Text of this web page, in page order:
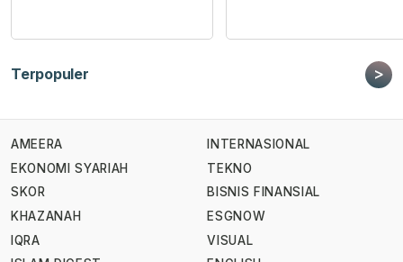
Terpopuler >
AMEERA
EKONOMI SYARIAH
SKOR
KHAZANAH
IQRA
INTERNASIONAL
TEKNO
BISNIS FINANSIAL
ESGNOW
VISUAL